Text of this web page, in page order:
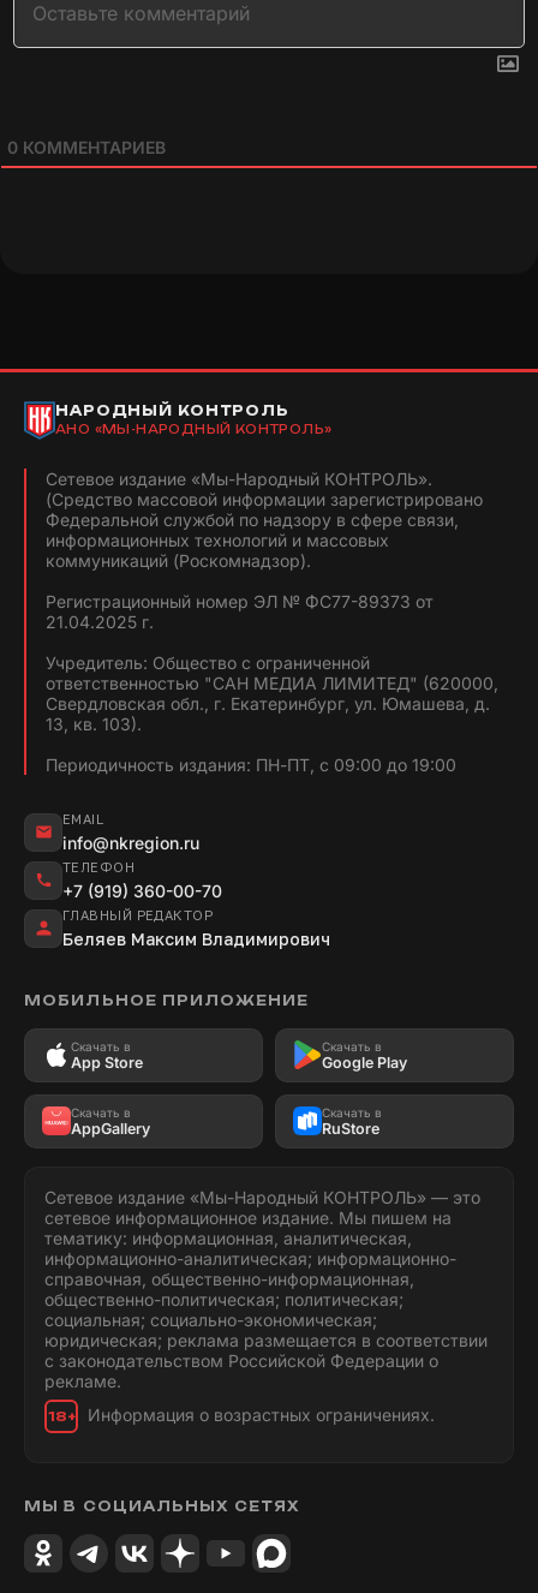
0 КОММЕНТАРИЕВ
НАРОДНЫЙ КОНТРОЛЬ
АНО «МЫ-НАРОДНЫЙ КОНТРОЛЬ»
Сетевое издание «Мы-Народный КОНТРОЛЬ».
(Средство массовой информации зарегистрировано
Федеральной службой по надзору в сфере связи,
информационных технологий и массовых
коммуникаций (Роскомнадзор).
Регистрационный номер ЭЛ № ФС77-89373 от
21.04.2025 г.
Учредитель: Общество с ограниченной
ответственностью "САН МЕДИА ЛИМИТЕД" (620000,
Свердловская обл., г. Екатеринбург, ул. Юмашева, д.
13, кв. 103).
Периодичность издания: ПН-ПТ, с 09:00 до 19:00
EMAIL
info@nkregion.ru
ТЕЛЕФОН
+7 (919) 360-00-70
ГЛАВНЫЙ РЕДАКТОР
Беляев Максим Владимирович
МОБИЛЬНОЕ ПРИЛОЖЕНИЕ
Скачать в
App Store
Скачать в
Google Play
Скачать в
AppGallery
Скачать в
RuStore
Сетевое издание «Мы-Народный КОНТРОЛЬ» — это
сетевое информационное издание. Мы пишем на
тематику: информационная, аналитическая,
информационно-аналитическая; информационно-
справочная, общественно-информационная,
общественно-политическая; политическая;
социальная; социально-экономическая;
юридическая; реклама размещается в соответствии
с законодательством Российской Федерации о
рекламе.
18+ Информация о возрастных ограничениях.
МЫ В СОЦИАЛЬНЫХ СЕТЯХ